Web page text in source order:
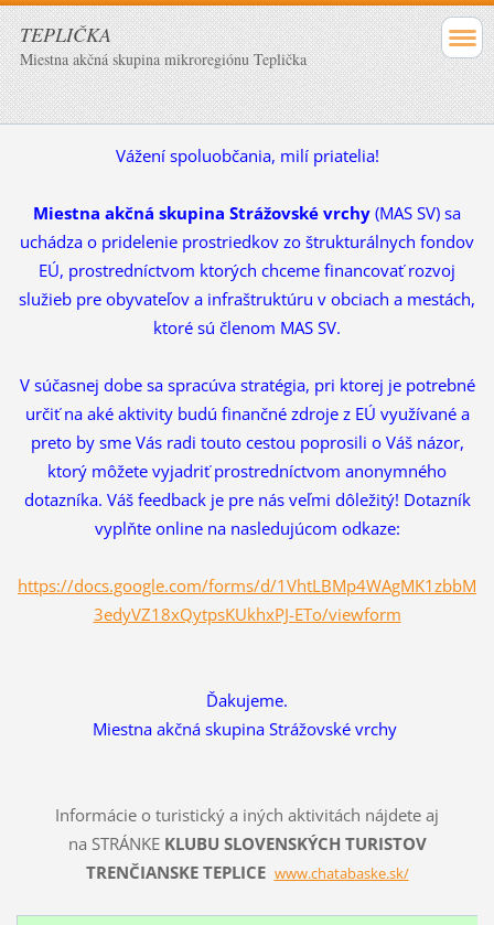
TEPLIČKA
Miestna akčná skupina mikroregiónu Teplička
Vážení spoluobčania, milí priatelia!
Miestna akčná skupina Strážovské vrchy (MAS SV) sa
uchádza o pridelenie prostriedkov zo štrukturálnych fondov
EÚ, prostredníctvom ktorých chceme financovať rozvoj
služieb pre obyvateľov a infraštruktúru v obciach a mestách,
ktoré sú členom MAS SV.
V súčasnej dobe sa spracúva stratégia, pri ktorej je potrebné
určiť na aké aktivity budú finančné zdroje z EÚ využívané a
preto by sme Vás radi touto cestou poprosili o Váš názor,
ktorý môžete vyjadriť prostredníctvom anonymného
dotazníka. Váš feedback je pre nás veľmi dôležitý! Dotazník
vyplňte online na nasledujúcom odkaze:
https://docs.google.com/forms/d/1VhtLBMp4WAgMK1zbbM
3edyVZ18xQytpsKUkhxPJ-ETo/viewform
Ďakujeme.
Miestna akčná skupina Strážovské vrchy
Informácie o turistický a iných aktivitách nájdete aj
na STRÁNKE KLUBU SLOVENSKÝCH TURISTOV
TRENČIANSKE TEPLICE www.chatabaske.sk/